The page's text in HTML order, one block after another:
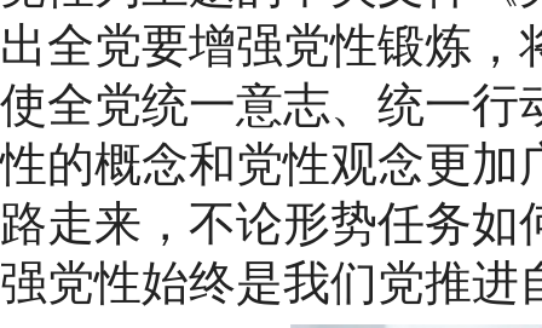
出全党要增强党性锻炼
使全党统一意志、统一行
性的概念和党性观念更加
路走来，不论形势任务
强党性始终是我们党推进